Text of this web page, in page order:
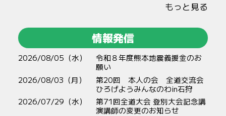
もっと見る
情報発信
2026/08/05（水）
令和８年度熊本地震義援金のお
願い
2026/08/03（月）
第20回 本人の会 全道交流会
ひろげようみんなのわin石狩
2026/07/29（水）
第71回全道大会 登別大会記念講
演講師の変更のお知らせ